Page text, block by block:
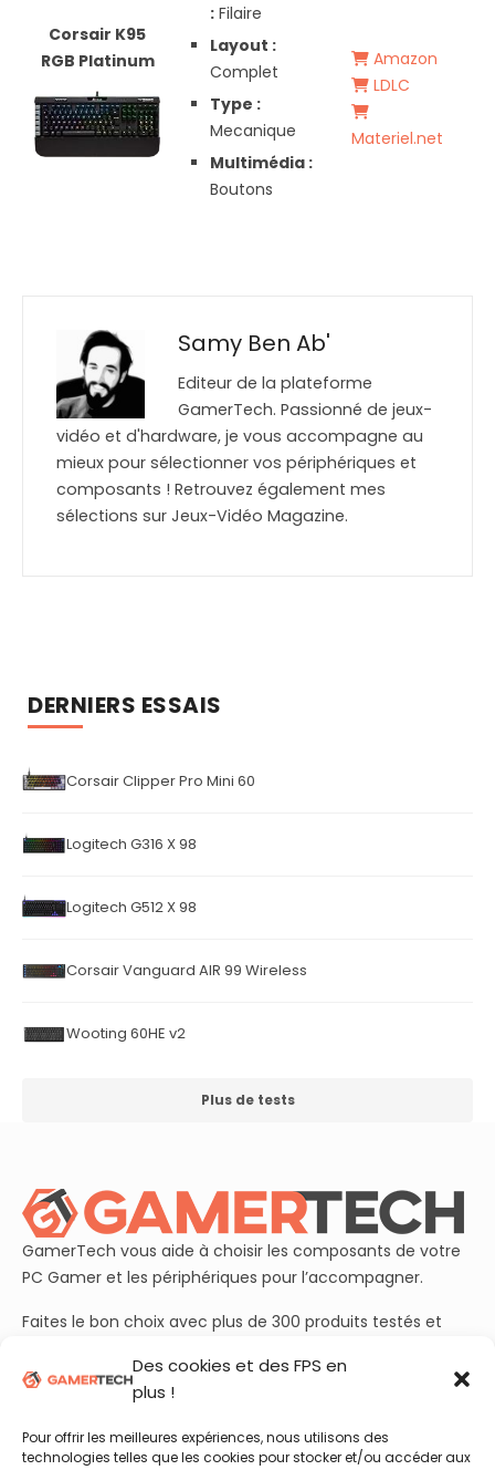
Des cookies et des FPS en
plus !
Pour offrir les meilleures expériences, nous utilisons des
technologies telles que les cookies pour stocker et/ou accéder aux
Corsair K95
RGB Platinum
: Filaire
Layout :
Complet
Type :
Mecanique
Multimédia :
Boutons
Amazon
LDLC
Materiel.net
Samy Ben Ab'
Editeur de la plateforme
GamerTech. Passionné de jeux-
vidéo et d'hardware, je vous accompagne au
mieux pour sélectionner vos périphériques et
composants ! Retrouvez également mes
sélections sur Jeux-Vidéo Magazine.
DERNIERS ESSAIS
Corsair Clipper Pro Mini 60
Logitech G316 X 98
Logitech G512 X 98
Corsair Vanguard AIR 99 Wireless
Wooting 60HE v2
Plus de tests
GamerTech vous aide à choisir les composants de votre
PC Gamer et les périphériques pour l’accompagner.
Faites le bon choix avec plus de 300 produits testés et
Rejoignez aussi nos plus de 50 000 abonnés sur
YouTube
en vidéo !